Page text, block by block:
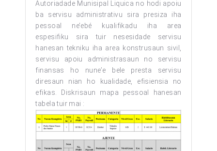
Autoriadade Munisipal Liquica no hodi apoiu
ba servisu administrativu sira presiza iha
pessoal ne’ebé kualifikadu iha area
espesifiku sira tuir nesesidade servisu
hanesan tekniku iha area konstrusaun sivil,
servisu apoiu administrasaun no servisu
finansas ho nune’e bele presta servisu
diresaun nian ho kualidade, efisiensia no
efikas. Diskrisaun mapa pessoal hanesan
tabela tuir mai :